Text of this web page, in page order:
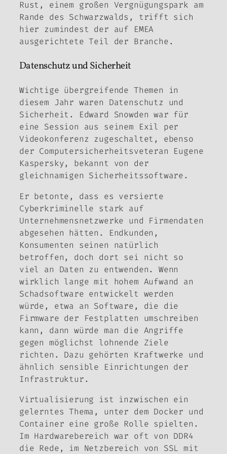
Rust, einem großen Vergnügungspark am
Rande des Schwarzwalds, trifft sich
hier zumindest der auf EMEA
ausgerichtete Teil der Branche.
Datenschutz und Sicherheit
Wichtige übergreifende Themen in
diesem Jahr waren Datenschutz und
Sicherheit. Edward Snowden war für
eine Session aus seinem Exil per
Videokonferenz zugeschaltet, ebenso
der Computersicherheitsveteran Eugene
Kaspersky, bekannt von der
gleichnamigen Sicherheitssoftware.
Er betonte, dass es versierte
Cyberkriminelle stark auf
Unternehmensnetzwerke und Firmendaten
abgesehen hätten. Endkunden,
Konsumenten seinen natürlich
betroffen, doch dort sei nicht so
viel an Daten zu entwenden. Wenn
wirklich lange mit hohem Aufwand an
Schadsoftware entwickelt werden
würde, etwa an Software, die die
Firmware der Festplatten umschreiben
kann, dann würde man die Angriffe
gegen möglichst lohnende Ziele
richten. Dazu gehörten Kraftwerke und
ähnlich sensible Einrichtungen der
Infrastruktur.
Virtualisierung ist inzwischen ein
gelerntes Thema, unter dem Docker und
Container eine große Rolle spielten.
Im Hardwarebereich war oft von DDR4
die Rede, im Netzbereich von SSL mit